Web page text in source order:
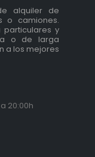
alquiler de
o camiones.
particulares y
o de larga
a los mejores
20:00h